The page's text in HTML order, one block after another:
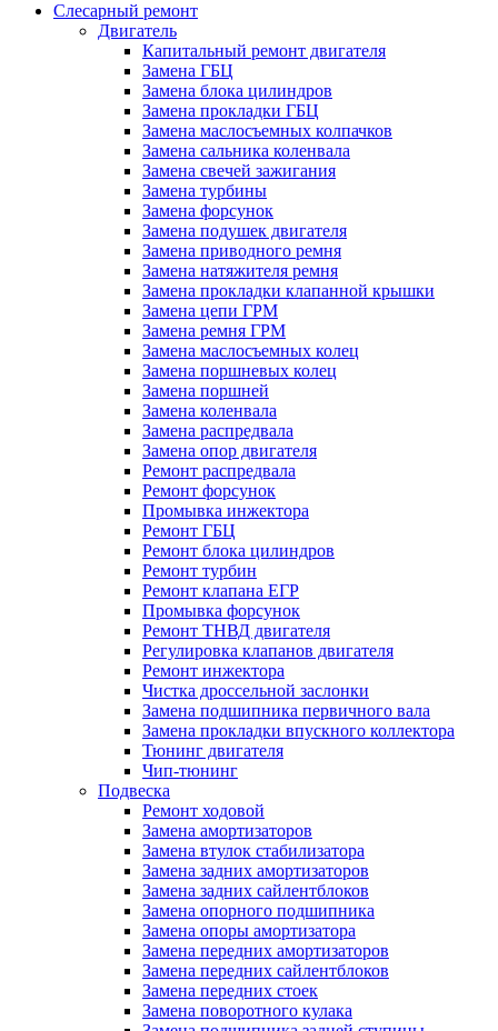
Слесарный ремонт
Двигатель
Капитальный ремонт двигателя
Замена ГБЦ
Замена блока цилиндров
Замена прокладки ГБЦ
Замена маслосъемных колпачков
Замена сальника коленвала
Замена свечей зажигания
Замена турбины
Замена форсунок
Замена подушек двигателя
Замена приводного ремня
Замена натяжителя ремня
Замена прокладки клапанной крышки
Замена цепи ГРМ
Замена ремня ГРМ
Замена маслосъемных колец
Замена поршневых колец
Замена поршней
Замена коленвала
Замена распредвала
Замена опор двигателя
Ремонт распредвала
Ремонт форсунок
Промывка инжектора
Ремонт ГБЦ
Ремонт блока цилиндров
Ремонт турбин
Ремонт клапана ЕГР
Промывка форсунок
Ремонт ТНВД двигателя
Регулировка клапанов двигателя
Ремонт инжектора
Чистка дроссельной заслонки
Замена подшипника первичного вала
Замена прокладки впускного коллектора
Тюнинг двигателя
Чип-тюнинг
Подвеска
Ремонт ходовой
Замена амортизаторов
Замена втулок стабилизатора
Замена задних амортизаторов
Замена задних сайлентблоков
Замена опорного подшипника
Замена опоры амортизатора
Замена передних амортизаторов
Замена передних сайлентблоков
Замена передних стоек
Замена поворотного кулака